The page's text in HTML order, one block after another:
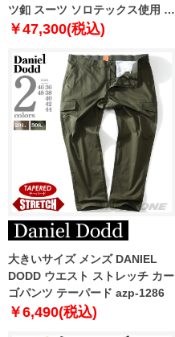
ツ釦 スーツ ソロテックス使用 ビ
ジネススーツ リクルートスーツ
￥47,300(税込)
大きいサイズ メンズ DANIEL
DODD ウエスト ストレッチ カー
ゴパンツ テーパード azp-1286
￥6,490(税込)